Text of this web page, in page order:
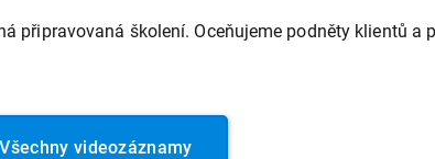
připravovaná školení. Oceňujeme podněty klientů
Všechny videozáznamy